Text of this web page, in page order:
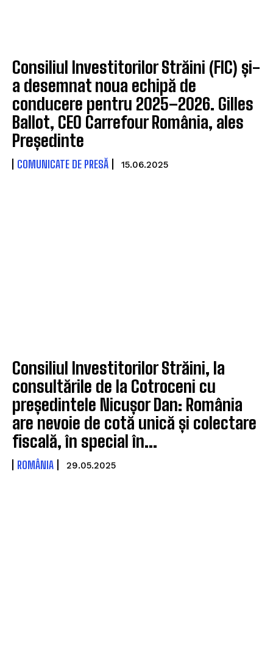
Consiliul Investitorilor Străini (FIC) și-
a desemnat noua echipă de
conducere pentru 2025–2026. Gilles
Ballot, CEO Carrefour România, ales
Președinte
COMUNICATE DE PRESĂ 15.06.2025
Consiliul Investitorilor Străini, la
consultările de la Cotroceni cu
președintele Nicușor Dan: România
are nevoie de cotă unică și colectare
fiscală, în special în...
ROMÂNIA 29.05.2025